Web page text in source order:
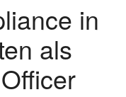
in
als